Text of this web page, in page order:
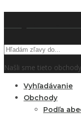
Našli sme tieto
Vyhľadávanie
Obchody
Podľa